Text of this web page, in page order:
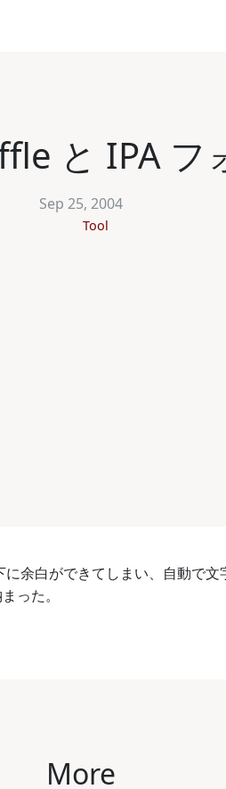
と IPA フ
Sep 25, 2004
Tool
余白ができてしまい、自動で
った。
More